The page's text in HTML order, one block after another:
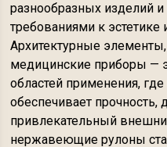
разнообразных изделий
требованиями к эстетике
Архитектурные
медицинские приборы —
областей применения,
обеспечивает прочность,
привлекательный
нержавеющие рулоны